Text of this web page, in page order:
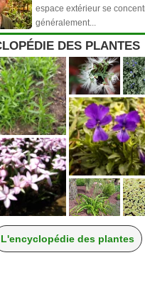
espace extérieur se
généralement...
DES PLANTES
L'encyclopédie des plantes